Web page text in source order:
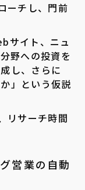
ーチし、門前
サイト、ニュ
野への投資を
し、さらに
」という仮説
リサーチ時間
営業の自動